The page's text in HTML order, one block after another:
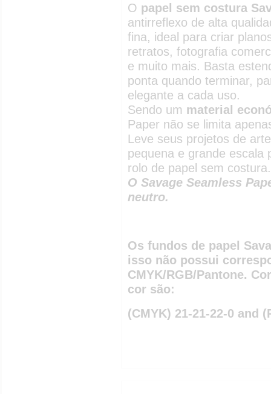
O papel sem costura
antirreflexo de alta
fina, ideal para criar
retratos, fotografia
e muito mais. Basta
ponta quando terminar,
elegante a cada uso.
Sendo um material
Paper não se limita
Leve seus projetos de
pequena e grande escala
rolo de papel sem costura.
O Savage Seamless
neutro.
Os fundos de papel
isso não possui
CMYK/RGB/Pantone.
cor são:
(CMYK) 21-21-22-0 and